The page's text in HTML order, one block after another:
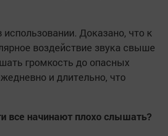
Доказано, что к
воздействие звука свыше
громкость до опасных
и длительно, что
все начинают плохо слышать?